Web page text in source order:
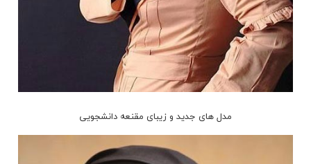
مدل های جدید و زیبای مقنعه دانشجویی